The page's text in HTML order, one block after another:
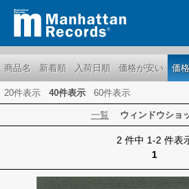
商品名 新着順 入荷日順 価格が安い 価
20件表示 40件表示 60件表示
一覧 ウィンドウショ
2 件中 1-2 件表
1